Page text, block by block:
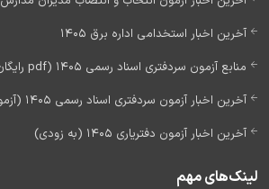
آخرین اخبار استخدامی اداره برق 1405
منابع آزمون سردفتری اسناد رسمی 1405 (pdf رایگان)
آخرین اخبار آزمون سردفتری اسناد رسمی 1405 (آزمون جدید)
آخرین اخبار آزمون دفتریاری 1405 (به زودی)
لینک‌های مهم